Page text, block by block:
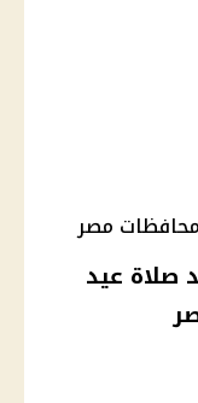
مصر
صلاة عيد